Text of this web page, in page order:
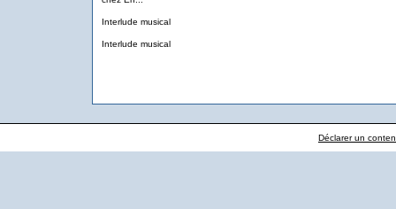
Interlude musical
Interlude musical
Déclarer un